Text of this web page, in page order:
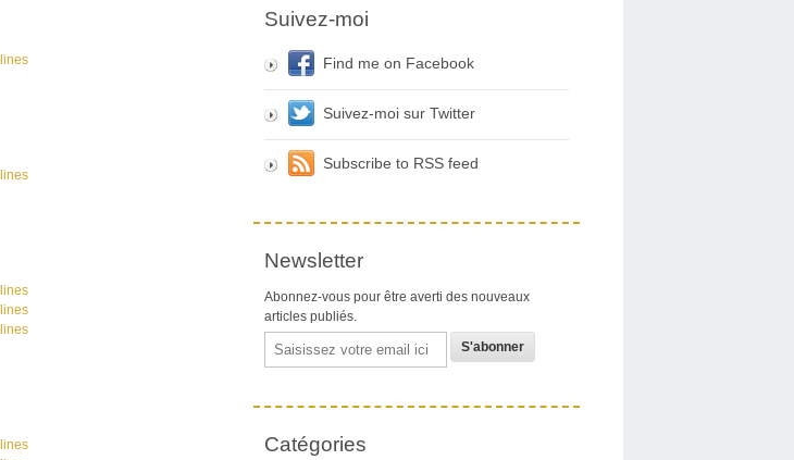
Suivez-moi
Find me on Facebook
Suivez-moi sur Twitter
Subscribe to RSS feed
Newsletter
Abonnez-vous pour être averti des nouveaux
articles publiés.
Email
Catégories